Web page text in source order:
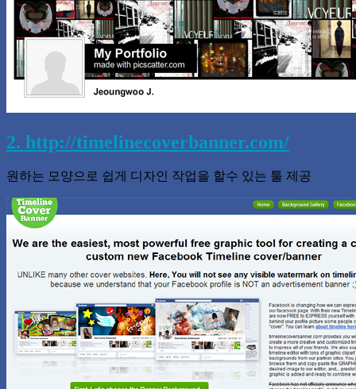
2. http://timelinecoverbanner.com/
원하는 모양으로 쉽게 디자인 작업을 할수 있는 툴 제공